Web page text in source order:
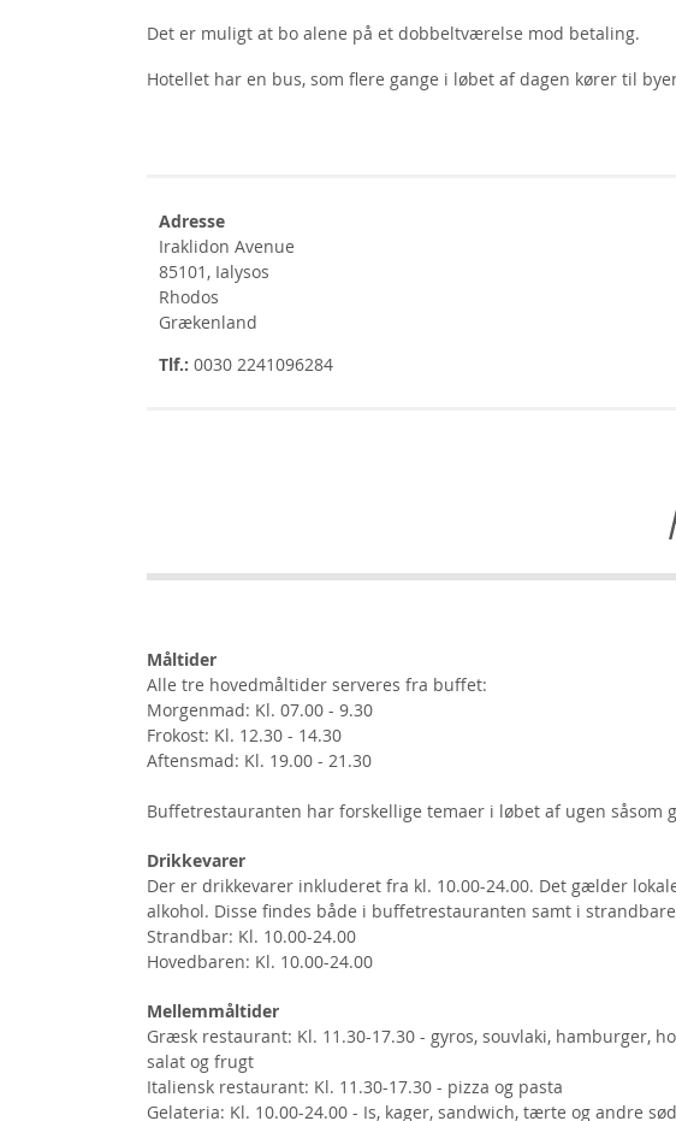
Det er muligt at bo alene på et dobbeltværelse mod betaling.
Hotellet har en bus, som flere gange i løbet af dagen kører til
Adresse
Iraklidon Avenue
85101, Ialysos
Rhodos
Grækenland
Tlf.: 0030 2241096284
Måltider
Alle tre hovedmåltider serveres fra buffet:
Morgenmad: Kl. 07.00 - 9.30
Frokost: Kl. 12.30 - 14.30
Aftensmad: Kl. 19.00 - 21.30
Buffetrestauranten har forskellige temaer i løbet af ugen såsom
Drikkevarer
Der er drikkevarer inkluderet fra kl. 10.00-24.00. Det gælder
alkohol. Disse findes både i buffetrestauranten samt i
Strandbar: Kl. 10.00-24.00
Hovedbaren: Kl. 10.00-24.00
Mellemmåltider
Græsk restaurant: Kl. 11.30-17.30 - gyros, souvlaki, hamburger,
salat og frugt
Italiensk restaurant: Kl. 11.30-17.30 - pizza og pasta
Gelateria: Kl. 10.00-24.00 - Is, kager, sandwich, tærte og andre